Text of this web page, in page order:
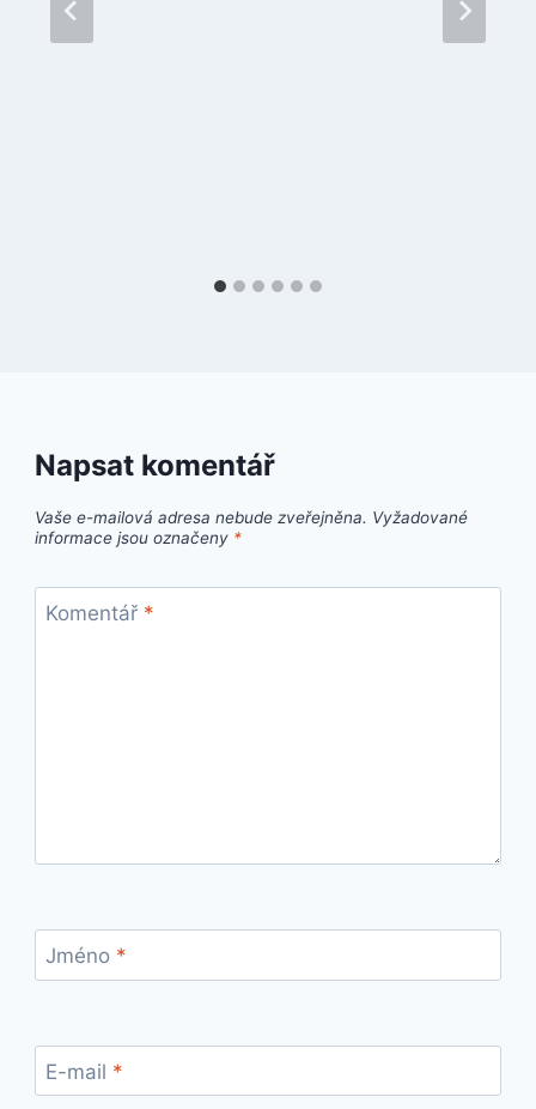
Napsat komentář
Vaše e-mailová adresa nebude zveřejněna. Vyžadované
informace jsou označeny *
Komentář *
Jméno *
E-mail *